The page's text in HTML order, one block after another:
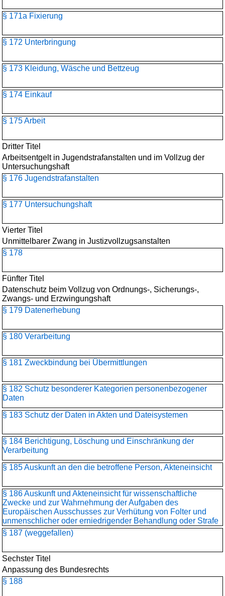
§ 171a Fixierung
§ 172 Unterbringung
§ 173 Kleidung, Wäsche und Bettzeug
§ 174 Einkauf
§ 175 Arbeit
Dritter Titel
Arbeitsentgelt in Jugendstrafanstalten und im Vollzug der
Untersuchungshaft
§ 176 Jugendstrafanstalten
§ 177 Untersuchungshaft
Vierter Titel
Unmittelbarer Zwang in Justizvollzugsanstalten
§ 178
Fünfter Titel
Datenschutz beim Vollzug von Ordnungs-, Sicherungs-,
Zwangs- und Erzwingungshaft
§ 179 Datenerhebung
§ 180 Verarbeitung
§ 181 Zweckbindung bei Übermittlungen
§ 182 Schutz besonderer Kategorien personenbezogener
Daten
§ 183 Schutz der Daten in Akten und Dateisystemen
§ 184 Berichtigung, Löschung und Einschränkung der
Verarbeitung
§ 185 Auskunft an den die betroffene Person, Akteneinsicht
§ 186 Auskunft und Akteneinsicht für wissenschaftliche
Zwecke und zur Wahrnehmung der Aufgaben des
Europäischen Ausschusses zur Verhütung von Folter und
unmenschlicher oder erniedrigender Behandlung oder Strafe
§ 187 (weggefallen)
Sechster Titel
Anpassung des Bundesrechts
§ 188